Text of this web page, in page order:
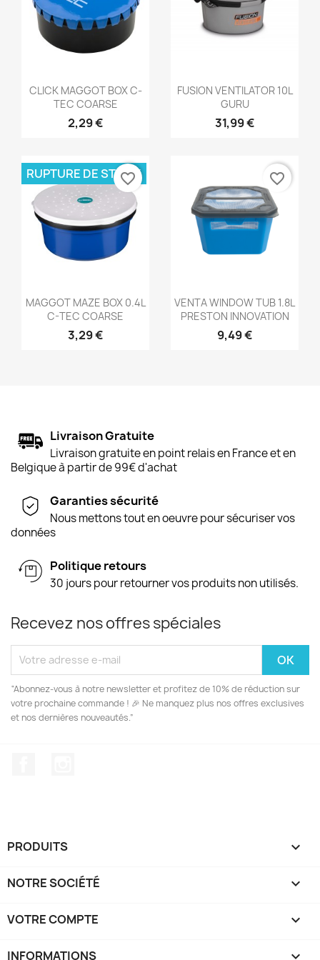
Aperçu rapide
CLICK MAGGOT BOX C-
TEC COARSE
2,29 €
Aperçu rapide
FUSION VENTILATOR 10L
GURU
31,99 €
Aperçu rapide
MAGGOT MAZE BOX 0.4L
C-TEC COARSE
3,29 €
RUPTURE DE STOCK
favorite_border
Aperçu rapide
VENTA WINDOW TUB 1.8L
PRESTON INNOVATION
9,49 €
favorite_border
Livraison Gratuite
Livraison gratuite en point relais en France et en
Belgique à partir de 99€ d'achat
Garanties sécurité
Nous mettons tout en oeuvre pour sécuriser vos
données
Politique retours
30 jours pour retourner vos produits non utilisés.
Recevez nos offres spéciales
“Abonnez-vous à notre newsletter et profitez de 10% de réduction sur
votre prochaine commande ! 🎉 Ne manquez plus nos offres exclusives
et nos dernières nouveautés.”
PRODUITS 
NOTRE SOCIÉTÉ 
VOTRE COMPTE 
INFORMATIONS keyboard_arrow_down